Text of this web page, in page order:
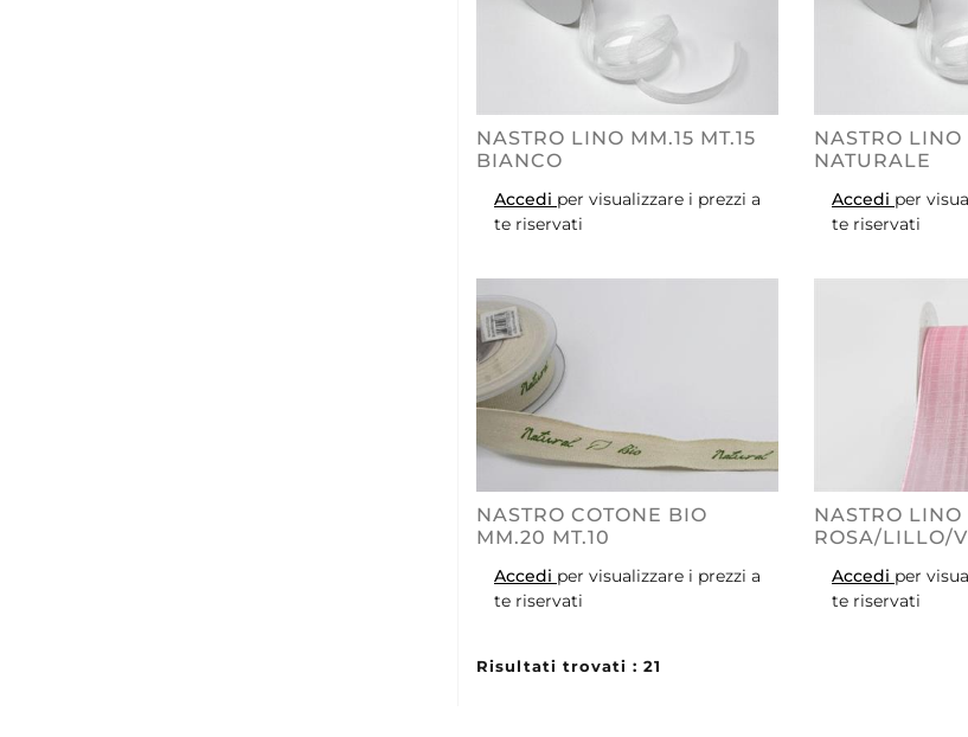
NASTRO LINO MM.15 MT.15
BIANCO
Accedi per visualizzare i prezzi a
te riservati
NASTRO LINO
NATURALE
Accedi per
te riservati
NASTRO COTONE BIO
MM.20 MT.10
Accedi per visualizzare i prezzi a
te riservati
NASTRO
ROSA/LILLO/
Accedi per
te riservati
Risultati trovati : 21